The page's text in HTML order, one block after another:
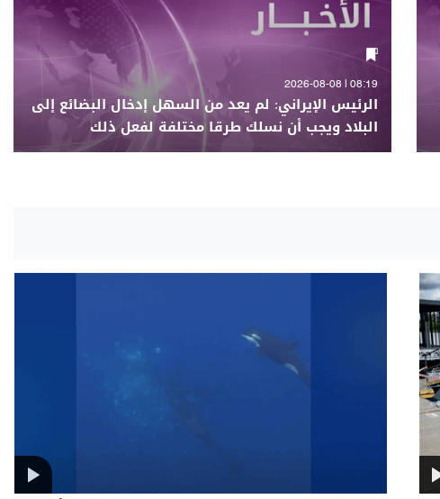
08:19 | 2026-08-08
الرئيس الإيراني: لم يعد من السهل إدخال البضائع إلى
البلاد ويجب أن نسلك طرقا مختلفة لفعل ذلك